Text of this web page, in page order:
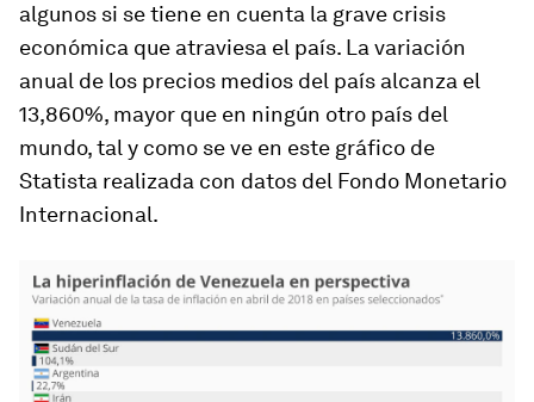
algunos si se tiene en cuenta la grave crisis
económica que atraviesa el país. La variación
anual de los precios medios del país alcanza el
13,860%, mayor que en ningún otro país del
mundo, tal y como se ve en este gráfico de
Statista realizada con datos del Fondo Monetario
Internacional.